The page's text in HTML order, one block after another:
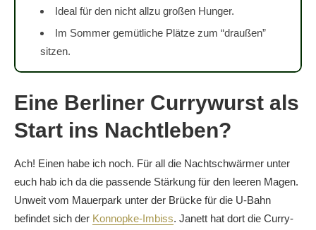
Ideal für den nicht allzu großen Hunger.
Im Sommer gemütliche Plätze zum “draußen”
sitzen.
Eine Berliner Currywurst als
Start ins Nachtleben?
Ach! Einen habe ich noch. Für all die Nachtschwärmer unter
euch hab ich da die passende Stärkung für den leeren Magen.
Unweit vom Mauerpark unter der Brücke für die U-Bahn
befindet sich der Konnopke-Imbiss. Janett hat dort die Curry-